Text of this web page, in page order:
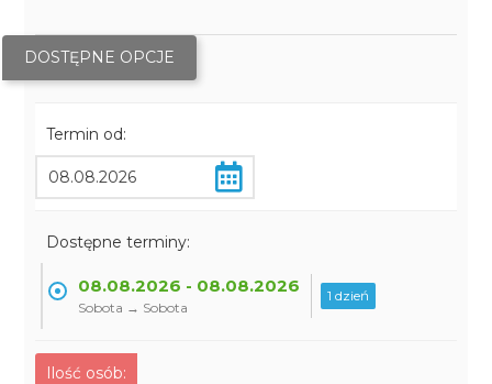
DOSTĘPNE OPCJE
Termin od:
Dostępne terminy:
08.08.2026 - 08.08.2026
Sobota → Sobota
1 dzień
Ilość osób: